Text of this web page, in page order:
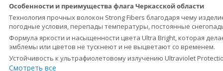
Особенности и преимущества флага Черкасской области
Технология прочных волокон Strong Fibers благодаря чему
погодные условия, перепады температуры, постоянные
Формула яркости и насыщенности цвета Ultra Bright, которая
эмблемы или цветов не тускнеют и не выцветают со временем.
Устойчивость к ультрафиолетовому излучению Ultraviolet
компании могут использоваться в течение многих лет.
Смотреть все